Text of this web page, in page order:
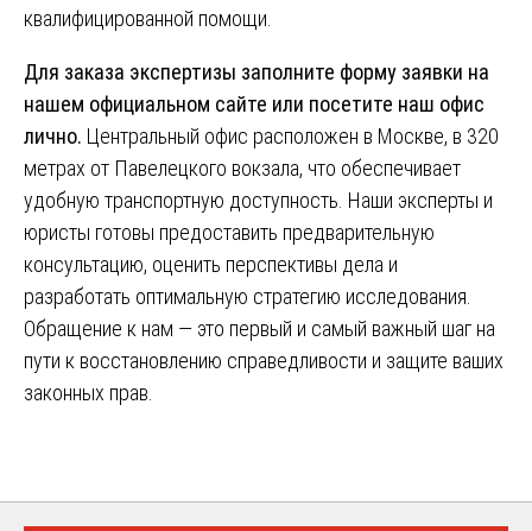
квалифицированной помощи.
Для заказа экспертизы заполните форму заявки на
нашем официальном сайте или посетите наш офис
лично. Центральный офис расположен в Москве, в 320
метрах от Павелецкого вокзала, что обеспечивает
удобную транспортную доступность. Наши эксперты и
юристы готовы предоставить предварительную
консультацию, оценить перспективы дела и
разработать оптимальную стратегию исследования.
Обращение к нам — это первый и самый важный шаг на
пути к восстановлению справедливости и защите ваших
законных прав.